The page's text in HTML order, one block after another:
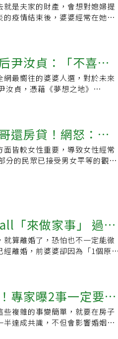
是夫家的財產，會想對媳婦提
疫情結束後，婆婆經常在她面
尹汝貞：「不喜歡
問題」
最嚮往的婆婆人選，對於未來
還房貸！網怒：快
皆較女性重要，導致女性經常
分的民眾已接受男女平等的觀
「來做家事」 過來
就算離婚了，恐怕也不一定能徹
離婚，前婆婆卻因為「1個原
專家曝2事一定要與
複雜的事變簡單，就要在房子
達成共識，不但會影響婚姻的